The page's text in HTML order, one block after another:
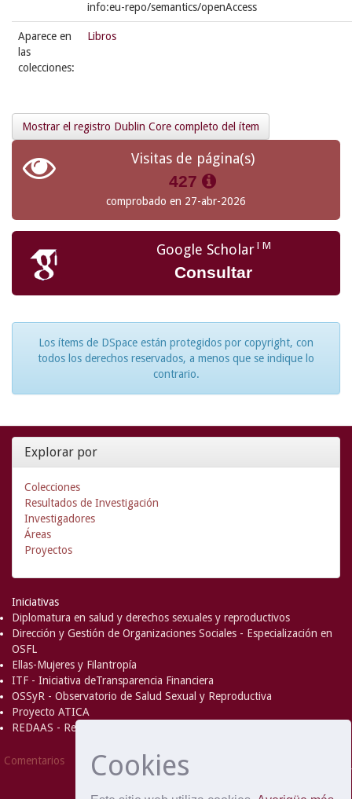
Cookies
info:eu-repo/semantics/openAccess
Aparece en
las
colecciones:
Libros
Mostrar el registro Dublin Core completo del ítem
Visitas de página(s)
427
comprobado en 27-abr-2026
Google ScholarTM
Consultar
Los ítems de DSpace están protegidos por copyright, con
todos los derechos reservados, a menos que se indique lo
contrario.
Explorar por
Colecciones
Resultados de Investigación
Investigadores
Áreas
Proyectos
Iniciativas
Diplomatura en salud y derechos sexuales y reproductivos
Dirección y Gestión de Organizaciones Sociales - Especialización en
OSFL
Ellas-Mujeres y Filantropía
ITF - Iniciativa deTransparencia Financiera
OSSyR - Observatorio de Salud Sexual y Reproductiva
Proyecto ATICA
REDAAS - Red de Acceso al Aborto Seguro
Comentarios
2008 MITand Hewlett-Packard
- Extensión mantenida y